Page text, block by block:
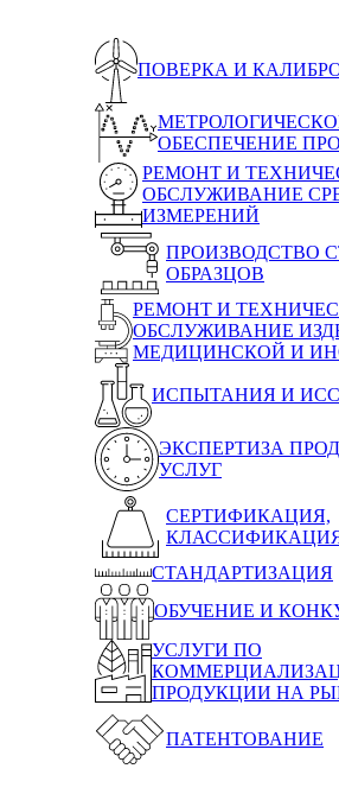
ПОВЕРКА И
ОБЕСПЕЧЕНИЕ
РЕМОНТ И
ОБСЛУЖИВАНИЕ
ИЗМЕРЕНИЙ
ПРОИЗВОДСТВО
ОБРАЗЦОВ
РЕМОНТ И
ОБСЛУЖИВАНИЕ
МЕДИЦИНСКОЙ И
ИСПЫТАНИЯ И
ЭКСПЕРТИЗА
УСЛУГ
СЕРТИФИКАЦИЯ,
СТАНДАРТИЗАЦИЯ
ОБУЧЕНИЕ И
УСЛУГИ ПО
ПРОДУКЦИИ НА
ПАТЕНТОВАНИЕ